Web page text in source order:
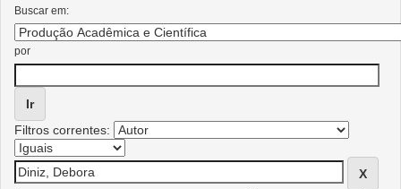
Buscar em:
por
Filtros correntes: